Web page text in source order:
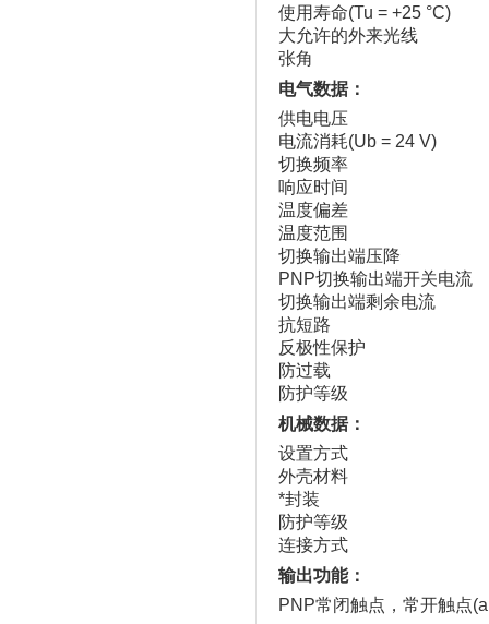
使用寿命(Tu = +25 °C)
大允许的外来光线
张角
电气数据：
供电电压
电流消耗(Ub = 24 V)
切换频率
响应时间
温度偏差
温度范围
切换输出端压降
PNP切换输出端开关电流
切换输出端剩余电流
抗短路
反极性保护
防过载
防护等级
机械数据：
设置方式
外壳材料
*封装
防护等级
连接方式
输出功能：
PNP常闭触点，常开触点